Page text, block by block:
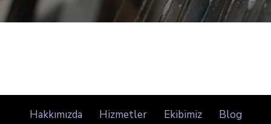
Hakkımızda Hizmetler Ekibimiz
Blog